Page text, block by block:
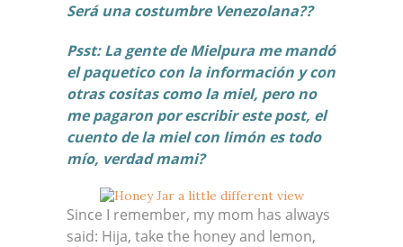
Será una costumbre Venezolana??
Psst: La gente de Mielpura me mandó
el paquetico con la información y con
otras cositas como la miel, pero no
me pagaron por escribir este post, el
cuento de la miel con limón es todo
mío, verdad mami?
Since I remember, my mom has always
said: Hija, take the honey and lemon,